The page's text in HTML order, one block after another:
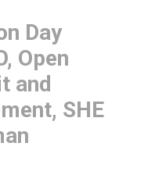
Day
Open
and
SHE